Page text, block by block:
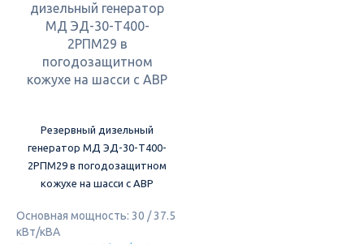
Резервный дизельный
генератор МД ЭД-30-Т400-
2РПМ29 в погодозащитном
кожухе на шасси с АВР
Основная мощность: 30 / 37.5
кВт/кВА